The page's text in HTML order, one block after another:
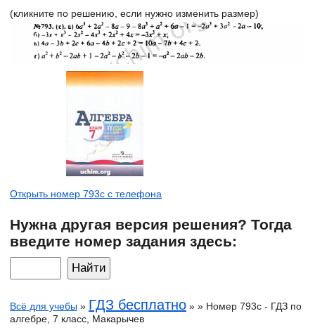
(кликните по решению, если нужно изменить размер)
Открыть номер 793c с телефона
Нужна другая версия решения? Тогда
введите номер задания здесь:
Всё для учебы » ГДЗ бесплатно » » Номер 793c - ГДЗ по
алгебре, 7 класс, Макарычев